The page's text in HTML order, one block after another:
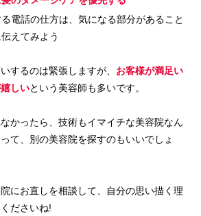
電話の仕方は、気になる部分があること
えてみよう
するのは緊張しますが、 お客様が満足い
しいという美容師も多いです。
かったら、技術もイマイチな美容院なん
て、別の美容院を探すのもいいでしょ
にお直しを相談して、自分の思い描く理
ださいね!